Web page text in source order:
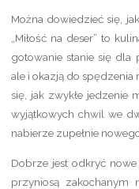
Można dowiedzieć się,
„Miłość na deser” to
gotowanie stanie się dla
ale i okazją do
się, jak zwykłe jedzenie
wyjątkowych chwil we
nabierze zupełnie
Dobrze jest odkryć
przyniosą zakochanym